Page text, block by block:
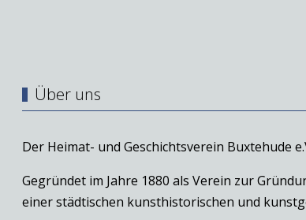
Über uns
Der Heimat- und Geschichtsverein Buxtehude
Gegründet im Jahre 1880 als Verein zur
einer städtischen kunsthistorischen und